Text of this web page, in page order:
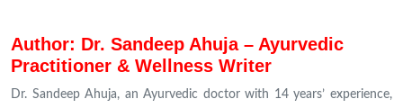
Author: Dr. Sandeep Ahuja – Ayurvedic
Practitioner & Wellness Writer
Dr. Sandeep Ahuja, an Ayurvedic doctor with 14 years’ experience,